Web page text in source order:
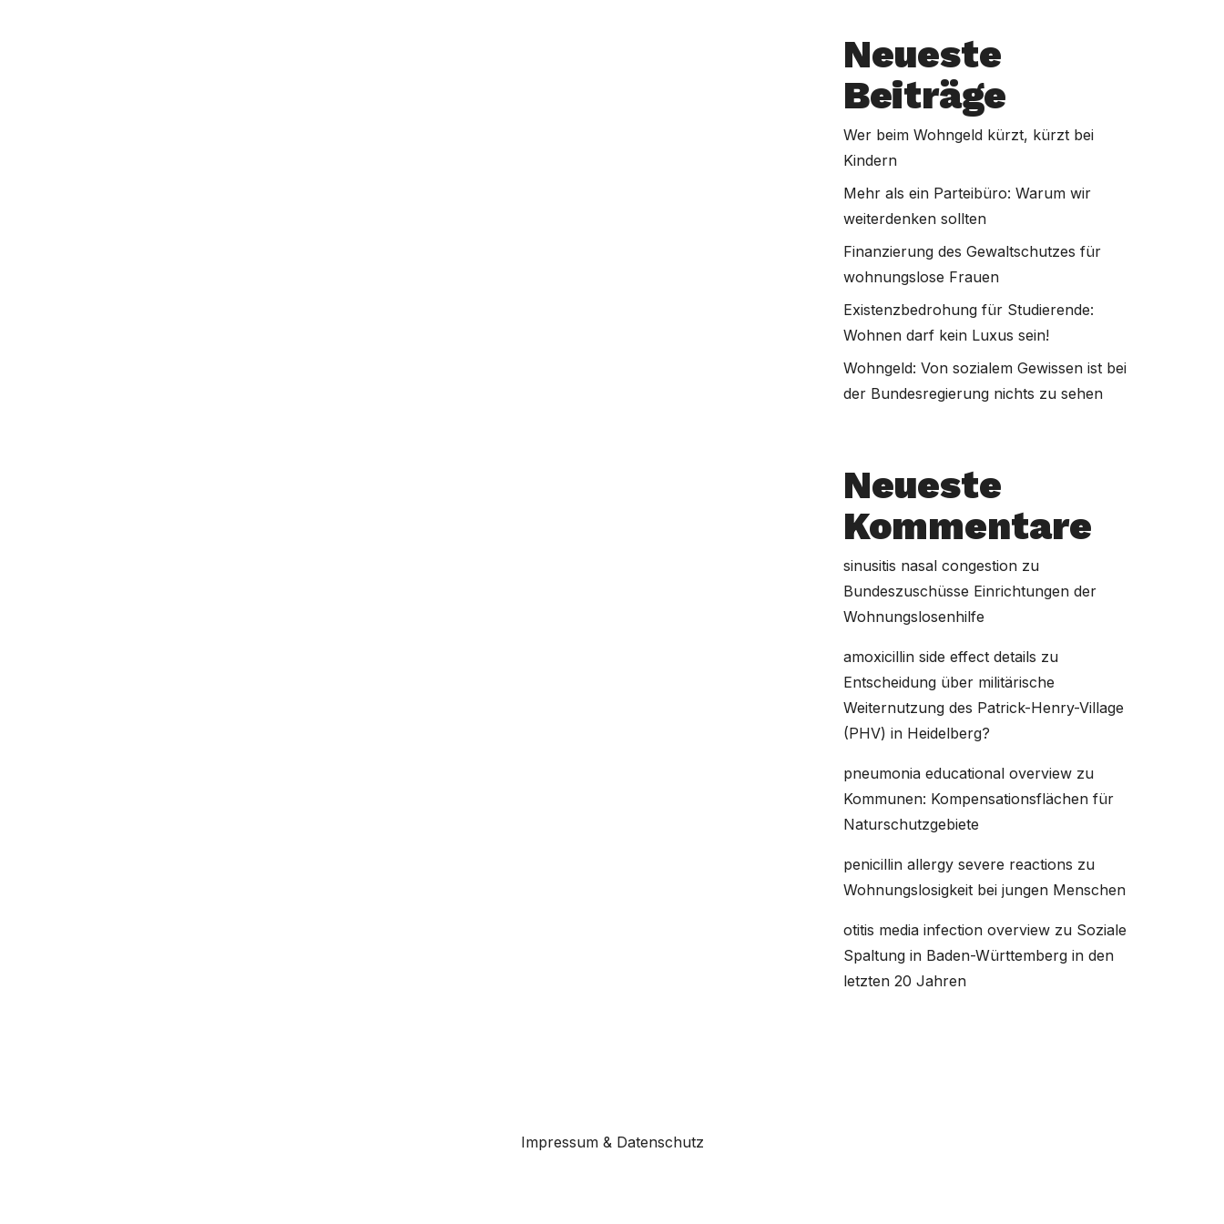
Neueste
Beiträge
Wer beim Wohngeld kürzt, kürzt bei
Kindern
Mehr als ein Parteibüro: Warum wir
weiterdenken sollten
Finanzierung des Gewaltschutzes für
wohnungslose Frauen
Existenzbedrohung für Studierende:
Wohnen darf kein Luxus sein!
Wohngeld: Von sozialem Gewissen ist bei
der Bundesregierung nichts zu sehen
Neueste
Kommentare
sinusitis nasal congestionzu
Bundeszuschüsse Einrichtungen der
Wohnungslosenhilfe
amoxicillin side effect details zu
Entscheidung über militärische
Weiternutzung des Patrick-Henry-Village
(PHV) in Heidelberg?
pneumonia educational overviewzu
Kommunen: Kompensationsflächen für
Naturschutzgebiete
penicillin allergy severe reactions zu
Wohnungslosigkeit bei jungen Menschen
otitis media infection overviewzu Soziale
Spaltung in Baden-Württemberg in den
letzten 20 Jahren
Impressum & Datenschutz